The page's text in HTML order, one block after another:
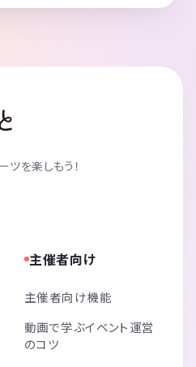
を楽しもう！
主催者向け
主催者向け機能
動画で学ぶイベント運営
のコツ